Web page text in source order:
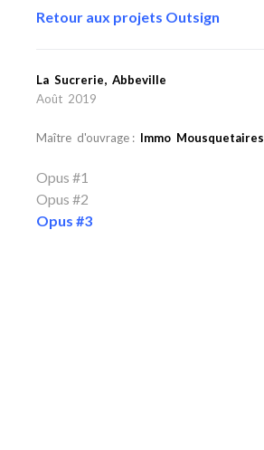
Retour aux projets Outsign
La Sucrerie, Abbeville
Août 2019
Maître d'ouvrage : Immo Mousquetaires
Opus #1
Opus #2
Opus #3